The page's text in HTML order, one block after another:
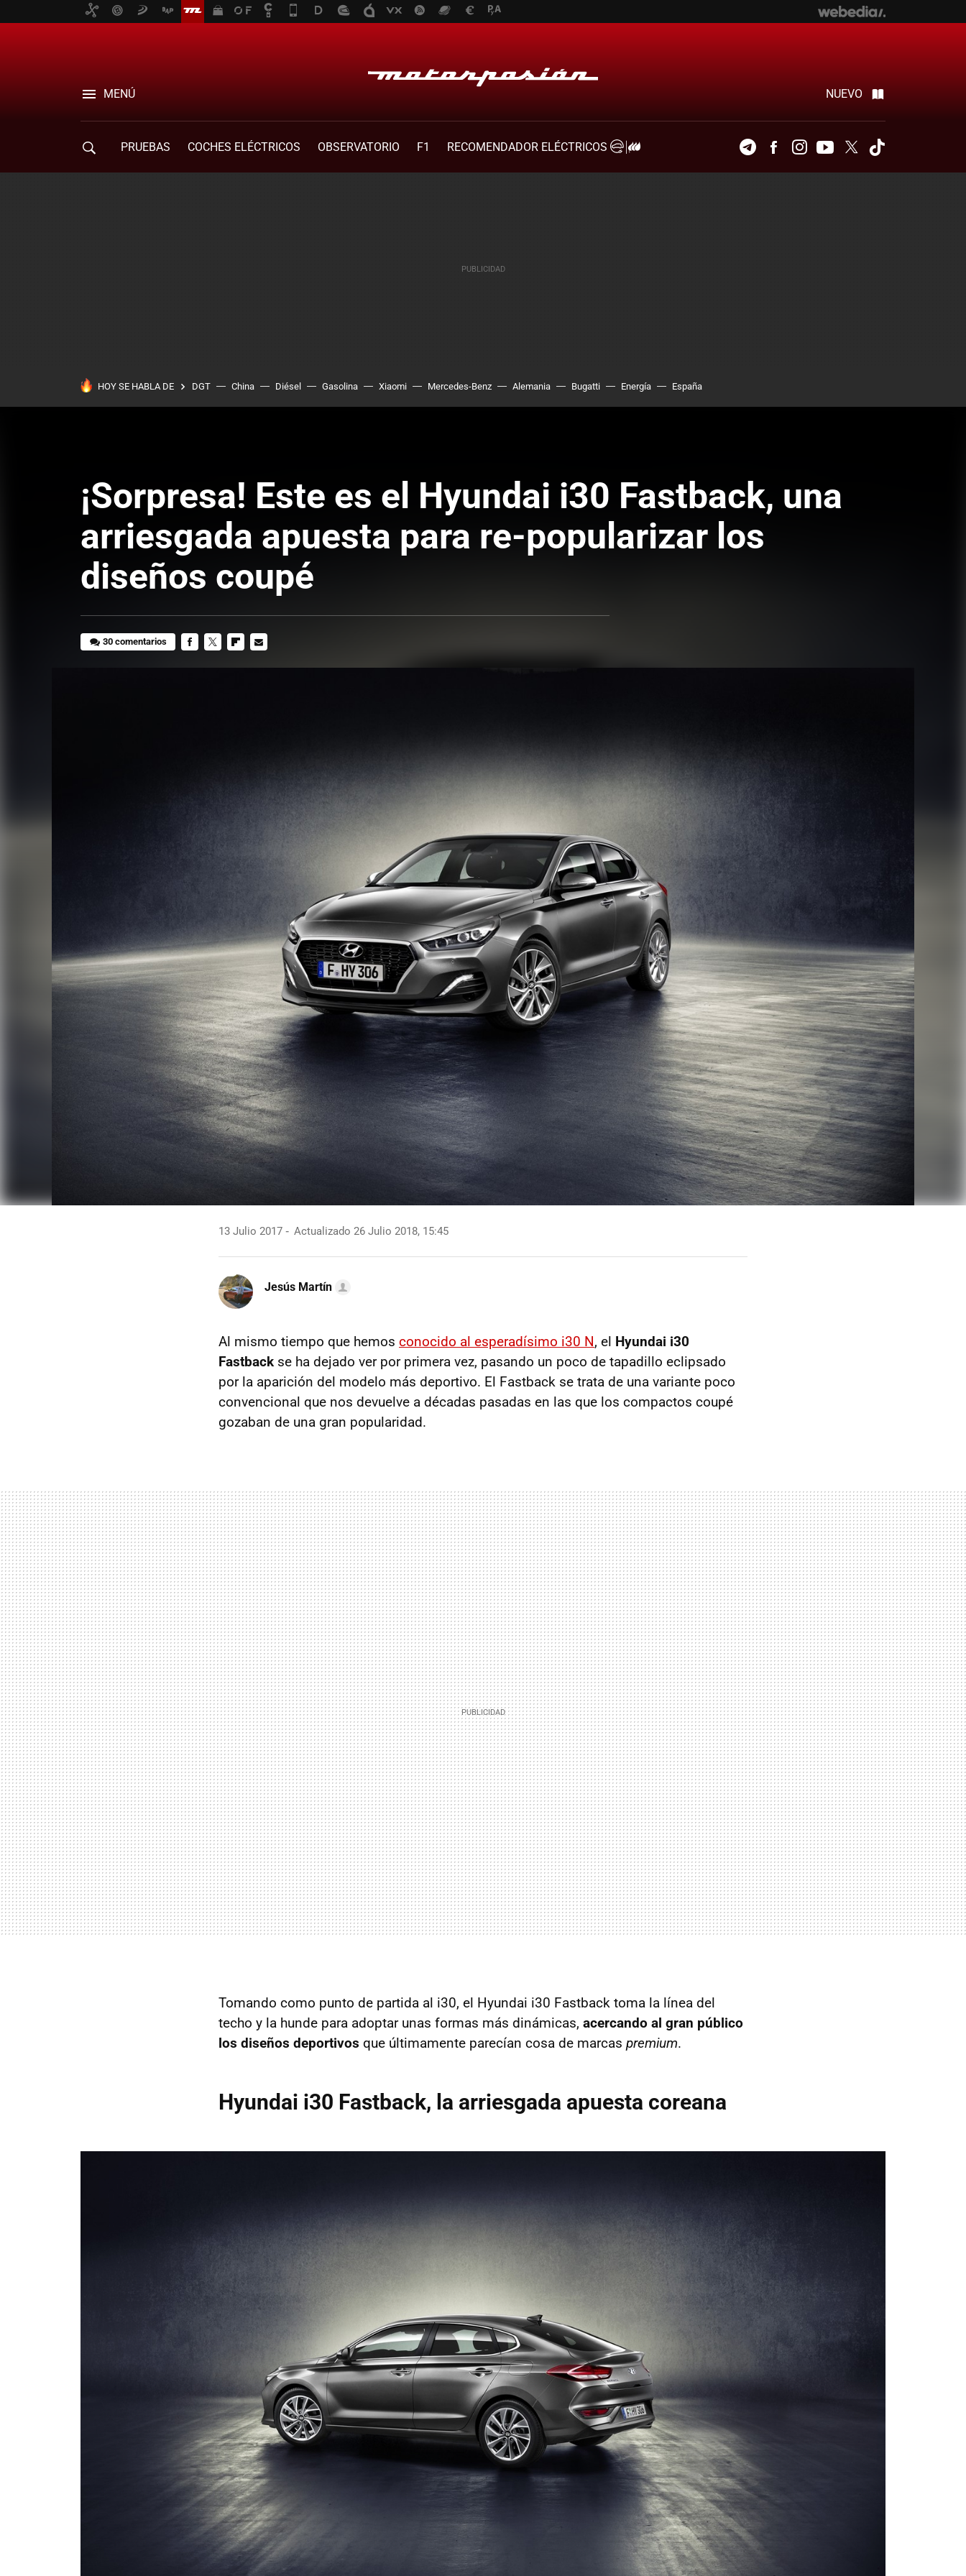
MENÚ NUEVO
PRUEBAS COCHES ELÉCTRICOS OBSERVATORIO F1
RECOMENDADOR ELÉCTRICOS
TelegramFacebookInstagramYoutubeTwitter
HOY SE HABLA DE DGT China Diésel Gasolina Xiaomi Mercedes-Benz Alemania Bugatti Energía España
¡Sorpresa! Este es el Hyundai i30 Fastback, una
arriesgada apuesta para re-popularizar los
diseños coupé
30 comentarios
13 Julio 2017 Actualizado 26 Julio 2018, 15:45
Jesús Martín
Al mismo tiempo que hemos conocido al esperadísimo i30 N, el Hyundai i30
Fastback se ha dejado ver por primera vez, pasando un poco de tapadillo eclipsado
por la aparición del modelo más deportivo. El Fastback se trata de una variante poco
convencional que nos devuelve a décadas pasadas en las que los compactos coupé
gozaban de una gran popularidad.
Tomando como punto de partida al i30, el Hyundai i30 Fastback toma la línea del
techo y la hunde para adoptar unas formas más dinámicas, acercando al gran público
los diseños deportivos que últimamente parecían cosa de marcas premium.
Hyundai i30 Fastback, la arriesgada apuesta coreana